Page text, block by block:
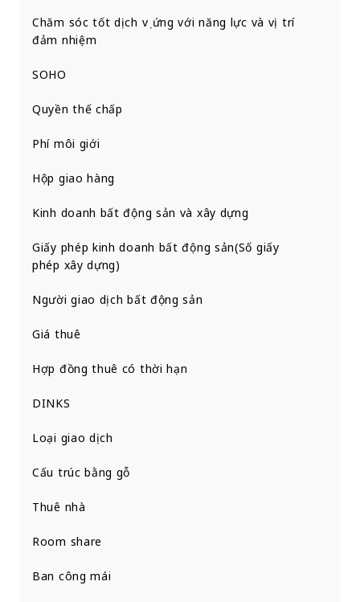
Chăm sóc tốt dịch vụ ứng với năng lực và vị trí
đảm nhiệm
SOHO
Quyền thế chấp
Phí môi giới
Hộp giao hàng
Kinh doanh bất động sản và xây dựng
Giấy phép kinh doanh bất động sản(Số giấy
phép xây dựng)
Người giao dịch bất động sản
Giá thuê
Hợp đồng thuê có thời hạn
DINKS
Loại giao dịch
Cấu trúc bằng gỗ
Thuê nhà
Room share
Ban công mái